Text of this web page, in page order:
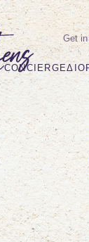
CONCIERGE